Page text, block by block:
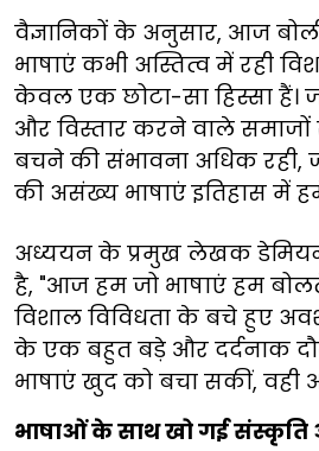
वैज्ञानिकों के अनुसार, आज
भाषाएं कभी अस्तित्व में रही
केवल एक छोटा-सा हिस्सा हैं।
और विस्तार करने वाले
बचने की संभावना अधिक रही,
की असंख्य भाषाएं इतिहास में
अध्ययन के प्रमुख लेखक
है, "आज हम जो भाषाएं हम
विशाल विविधता के बचे हुए
के एक बहुत बड़े और दर्दनाक
भाषाएं खुद को बचा सकीं, वही
भाषाओं के साथ खो गई संस्कृति